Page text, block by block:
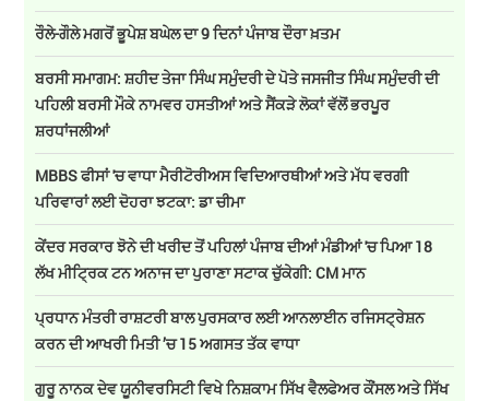
ਰੌਲੇ-ਗੌਲੇ ਮਗਰੋਂ ਭੂਪੇਸ਼ ਬਘੇਲ ਦਾ 9 ਦਿਨਾਂ ਪੰਜਾਬ ਦੌਰਾ ਖ਼ਤਮ
ਬਰਸੀ ਸਮਾਗਮ: ਸ਼ਹੀਦ ਤੇਜਾ ਸਿੰਘ ਸਮੁੰਦਰੀ ਦੇ ਪੋਤੇ ਜਸਜੀਤ ਸਿੰਘ ਸਮੁੰਦਰੀ ਦੀ
ਪਹਿਲੀ ਬਰਸੀ ਮੌਕੇ ਨਾਮਵਰ ਹਸਤੀਆਂ ਅਤੇ ਸੈਂਕੜੇ ਲੋਕਾਂ ਵੱਲੋਂ ਭਰਪੂਰ
ਸ਼ਰਧਾਂਜਲੀਆਂ
MBBS ਫੀਸਾਂ 'ਚ ਵਾਧਾ ਮੈਰੀਟੋਰੀਅਸ ਵਿਦਿਆਰਥੀਆਂ ਅਤੇ ਮੱਧ ਵਰਗੀ
ਪਰਿਵਾਰਾਂ ਲਈ ਦੋਹਰਾ ਝਟਕਾ: ਡਾ ਚੀਮਾ
ਕੇਂਦਰ ਸਰਕਾਰ ਝੋਨੇ ਦੀ ਖਰੀਦ ਤੋਂ ਪਹਿਲਾਂ ਪੰਜਾਬ ਦੀਆਂ ਮੰਡੀਆਂ 'ਚ ਪਿਆ 18
ਲੱਖ ਮੀਟ੍ਰਿਕ ਟਨ ਅਨਾਜ ਦਾ ਪੁਰਾਣਾ ਸਟਾਕ ਚੁੱਕੇਗੀ: CM ਮਾਨ
ਪ੍ਰਧਾਨ ਮੰਤਰੀ ਰਾਸ਼ਟਰੀ ਬਾਲ ਪੁਰਸਕਾਰ ਲਈ ਆਨਲਾਈਨ ਰਜਿਸਟ੍ਰੇਸ਼ਨ
ਕਰਨ ਦੀ ਆਖਰੀ ਮਿਤੀ ’ਚ 15 ਅਗਸਤ ਤੱਕ ਵਾਧਾ
ਗੁਰੂ ਨਾਨਕ ਦੇਵ ਯੂਨੀਵਰਸਿਟੀ ਵਿਖੇ ਨਿਸ਼ਕਾਮ ਸਿੱਖ ਵੈਲਫੇਅਰ ਕੌਂਸਲ ਅਤੇ ਸਿੱਖ